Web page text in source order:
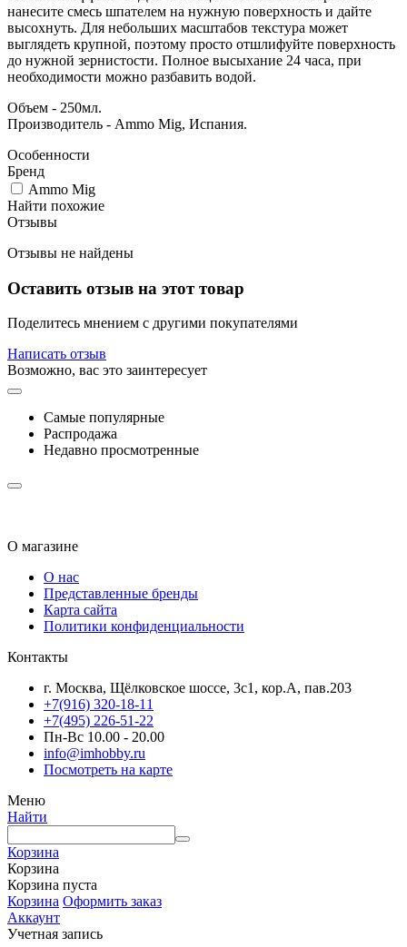
нанесите смесь шпателем на нужную поверхность и дайте
высохнуть. Для небольших масштабов текстура может
выглядеть крупной, поэтому просто отшлифуйте поверхность
до нужной зернистости. Полное высыхание 24 часа, при
необходимости можно разбавить водой.
Объем - 250мл.
Производитель - Ammo Mig, Испания.
Особенности
Бренд
Ammo Mig
Найти похожие
Отзывы
Отзывы не найдены
Оставить отзыв на этот товар
Поделитесь мнением с другими покупателями
Написать отзыв
Возможно, вас это заинтересует
Самые популярные
Распродажа
Недавно просмотренные
О магазине
О нас
Представленные бренды
Карта сайта
Политики конфиденциальности
Контакты
г. Москва, Щёлковское шоссе, 3с1, кор.А, пав.203
+7(916) 320-18-11
+7(495) 226-51-22
Пн-Вс 10.00 - 20.00
info@imhobby.ru
Посмотреть на карте
Меню
Найти
Корзина
Корзина
Корзина пуста
Корзина Оформить заказ
Аккаунт
Учетная запись